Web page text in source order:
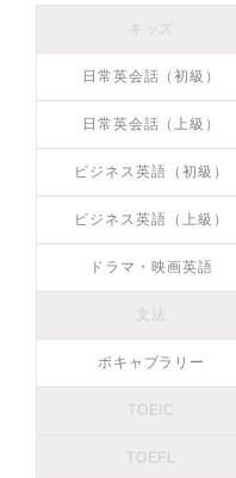
キッズ
日常英会話（初級）
日常英会話（上級）
ビジネス英語（初級）
ビジネス英語（上級）
ドラマ・映画英語
文法
ボキャブラリー
TOEIC
TOEFL